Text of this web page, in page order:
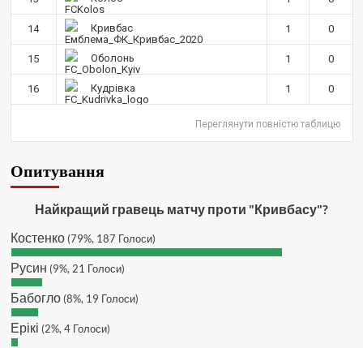
SVAT :
Hatsyk, Куди можна
написати в особисті пару питань/
зауважень/ покращень по сайту? І
чи можна на сайт скинути криптою
ltc?
зараз скину.
SVAT :
завтра напишу в інстаграм
Hatsyk :SVAT, без проблем
кинув в ТГ
DJGycle : Tamada
Makiavelli :
Makiavelli :
MaRiO :Трансфери такі шо слів
14 Кривбас 1 0
15 Оболонь 1 0
16 Кудрівка 1 0
Переглянути повністю таблицю
Опитування
Найкращий гравець матчу проти "Кривбасу"?
Костенко (79%, 187 Голоси)
Русин (9%, 21 Голоси)
Бабогло (8%, 19 Голоси)
Ерікі (2%, 4 Голоси)